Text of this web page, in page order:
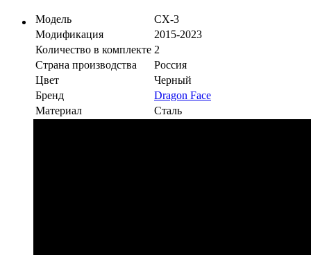
Модель
CX-3
Модификация
2015-2023
Количество в комплекте 2
Страна производства
Россия
Цвет
Черный
Бренд
Dragon Face
Материал
Сталь